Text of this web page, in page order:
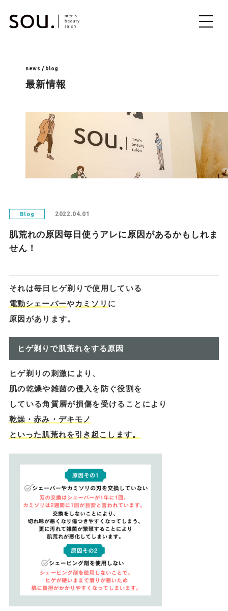
ME
news / blog
最新情報
Blog 2022.04.01
肌荒れの原因毎日使うアレに原因があるかもしれま
せん！
それは毎日ヒゲ剃りで使用している
電動シェーバーやカミソリ に
原因があります。
ヒゲ剃りで肌荒れをする原因
ヒゲ剃りの刺激により、
肌の乾燥や雑菌の侵入を防ぐ役割を
している角質層が損傷を受けることにより
乾燥・赤み・デキモノ
といった肌荒れを引き起こします。